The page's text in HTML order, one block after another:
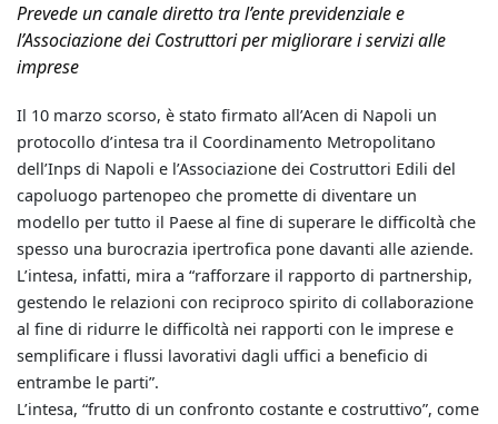
Prevede un canale diretto tra l’ente previdenziale e
l’Associazione dei Costruttori per migliorare i servizi alle
imprese
Il 10 marzo scorso, è stato firmato all’Acen di Napoli un
protocollo d’intesa tra il Coordinamento Metropolitano
dell’Inps di Napoli e l’Associazione dei Costruttori Edili del
capoluogo partenopeo che promette di diventare un
modello per tutto il Paese al fine di superare le difficoltà che
spesso una burocrazia ipertrofica pone davanti alle aziende.
L’intesa, infatti, mira a “rafforzare il rapporto di partnership,
gestendo le relazioni con reciproco spirito di collaborazione
al fine di ridurre le difficoltà nei rapporti con le imprese e
semplificare i flussi lavorativi dagli uffici a beneficio di
entrambe le parti”.
L’intesa, “frutto di un confronto costante e costruttivo”, come